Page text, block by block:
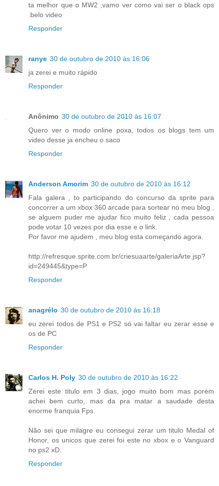
ta melhor que o MW2 ,vamo ver como vai ser o black ops
.belo video
Responder
ranye 30 de outubro de 2010 às 16:06
ja zerei e muito rápido
Responder
Anônimo 30 de outubro de 2010 às 16:07
Quero ver o modo online poxa, todos os blogs tem um
video desse ja encheu o saco
Responder
Anderson Amorim 30 de outubro de 2010 às 16:12
Fala galera , to participando do concurso da sprite para
concorrer a um xbox 360 arcade para sortear no meu blog ,
se alguem puder me ajudar fico muito feliz , cada pessoa
pode votar 10 vezes por dia esse e o link.
Por favor me ajudem , meu blog esta começando agora.
http://refresque.sprite.com.br/criesuaarte/galeriaArte.jsp?
id=249445&type=P
Responder
anagrélo 30 de outubro de 2010 às 16:18
eu zerei todos de PS1 e PS2 só vai faltar eu zerar esse e
os de PC
Responder
Carlos H. Poly 30 de outubro de 2010 às 16:22
Zerei este titulo em 3 dias, jogo muito bom mas porém
achei bem curto, mas da pra matar a saudade desta
enorme franquia Fps.
Não sei que milagre eu consegui zerar um titulo Medal of
Honor, os unicos que zerei foi este no xbox e o Vanguard
no ps2 xD.
Responder